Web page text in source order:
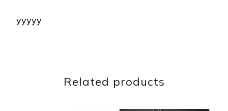
yyyyy
Related products